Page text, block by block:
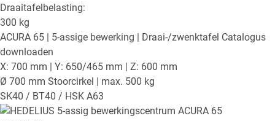
Draaitafelbelasting:
300 kg
ACURA 65 | 5-assige bewerking | Draai-/zwenktafel Catalogus
downloaden
X: 700 mm | Y: 650/465 mm | Z: 600 mm
Ø 700 mm Stoorcirkel | max. 500 kg
SK40 / BT40 / HSK A63